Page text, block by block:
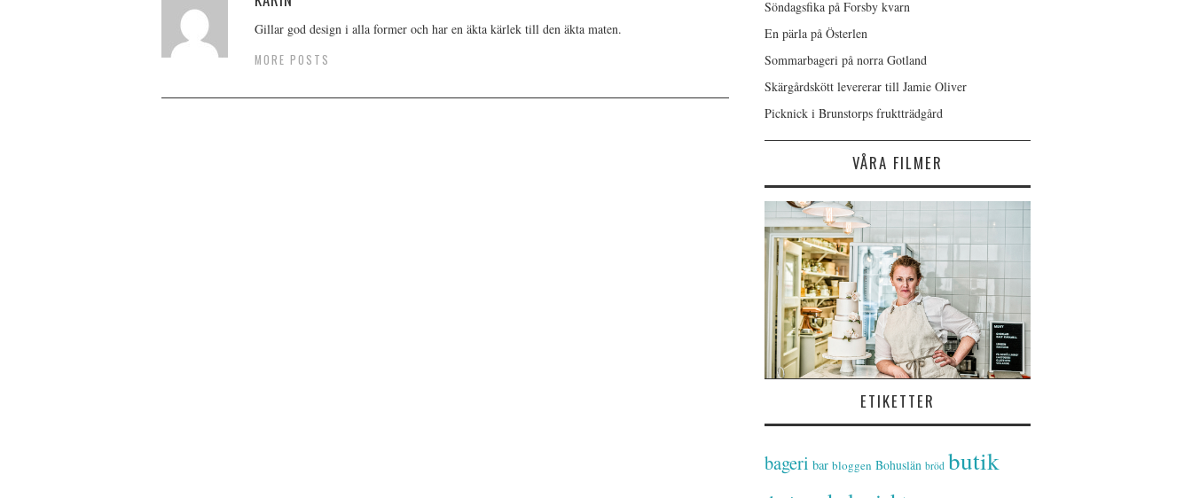
Gillar god design i alla former och har en äkta kärlek till den äkta maten.
MORE POSTS
Söndagsfika på Forsby kvarn
En pärla på Österlen
Sommarbageri på norra Gotland
Skärgårdskött levererar till Jamie Oliver
Picknick i Brunstorps fruktträdgård
VÅRA FILMER
ETIKETTER
bageri bar bloggen Bohuslän bröd butik